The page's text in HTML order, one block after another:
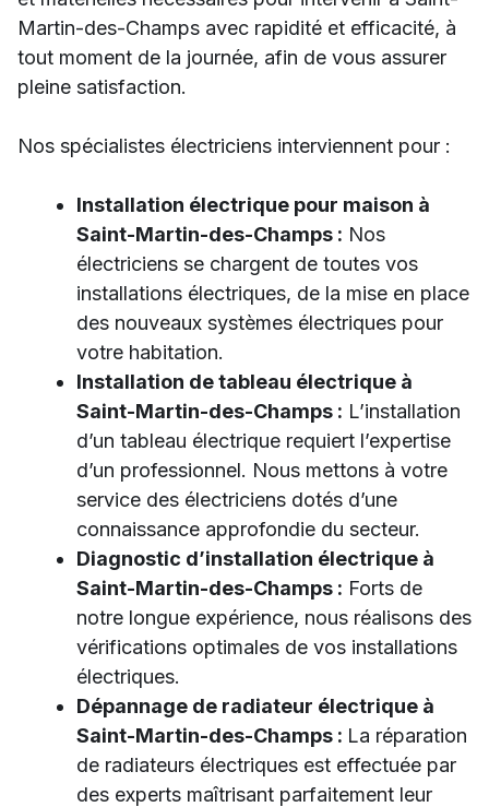
Martin-des-Champs avec rapidité et efficacité, à
tout moment de la journée, afin de vous assurer
pleine satisfaction.
Nos spécialistes électriciens interviennent pour :
Installation électrique pour maison à
Saint-Martin-des-Champs : Nos
électriciens se chargent de toutes vos
installations électriques, de la mise en place
des nouveaux systèmes électriques pour
votre habitation.
Installation de tableau électrique à
Saint-Martin-des-Champs : L’installation
d’un tableau électrique requiert l’expertise
d’un professionnel. Nous mettons à votre
service des électriciens dotés d’une
connaissance approfondie du secteur.
Diagnostic d’installation électrique à
Saint-Martin-des-Champs : Forts de
notre longue expérience, nous réalisons des
vérifications optimales de vos installations
électriques.
Dépannage de radiateur électrique à
Saint-Martin-des-Champs : La réparation
de radiateurs électriques est effectuée par
des experts maîtrisant parfaitement leur